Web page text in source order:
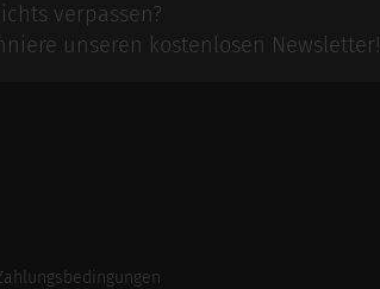
verpassen?
unseren kostenlosen Newsletter!